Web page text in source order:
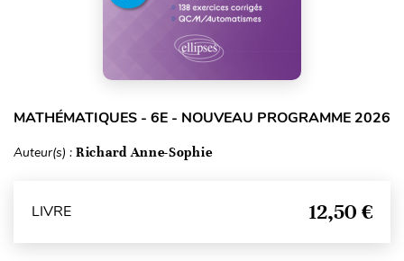
MATHÉMATIQUES - 6E - NOUVEAU PROGRAMME 2026
Auteur(s) : Richard Anne-Sophie
LIVRE 12,50 €